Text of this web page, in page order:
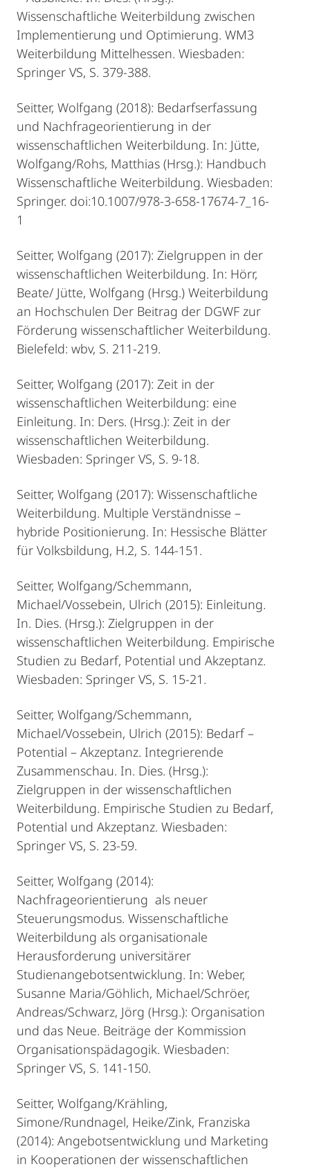
Wissenschaftliche Weiterbildung zwischen
Implementierung und Optimierung. WM3
Weiterbildung Mittelhessen. Wiesbaden:
Springer VS, S. 379-388.
Seitter, Wolfgang (2018): Bedarfserfassung
und Nachfrageorientierung in der
wissenschaftlichen Weiterbildung. In: Jütte,
Wolfgang/Rohs, Matthias (Hrsg.): Handbuch
Wissenschaftliche Weiterbildung. Wiesbaden:
Springer. doi:10.1007/978-3-658-17674-7_16-
1
Seitter, Wolfgang (2017): Zielgruppen in der
wissenschaftlichen Weiterbildung. In: Hörr,
Beate/ Jütte, Wolfgang (Hrsg.) Weiterbildung
an Hochschulen Der Beitrag der DGWF zur
Förderung wissenschaftlicher Weiterbildung.
Bielefeld: wbv, S. 211-219.
Seitter, Wolfgang (2017): Zeit in der
wissenschaftlichen Weiterbildung: eine
Einleitung. In: Ders. (Hrsg.): Zeit in der
wissenschaftlichen Weiterbildung.
Wiesbaden: Springer VS, S. 9-18.
Seitter, Wolfgang (2017): Wissenschaftliche
Weiterbildung. Multiple Verständnisse –
hybride Positionierung. In: Hessische Blätter
für Volksbildung, H.2, S. 144-151.
Seitter, Wolfgang/Schemmann,
Michael/Vossebein, Ulrich (2015): Einleitung.
In. Dies. (Hrsg.): Zielgruppen in der
wissenschaftlichen Weiterbildung. Empirische
Studien zu Bedarf, Potential und Akzeptanz.
Wiesbaden: Springer VS, S. 15-21.
Seitter, Wolfgang/Schemmann,
Michael/Vossebein, Ulrich (2015): Bedarf –
Potential – Akzeptanz. Integrierende
Zusammenschau. In. Dies. (Hrsg.):
Zielgruppen in der wissenschaftlichen
Weiterbildung. Empirische Studien zu Bedarf,
Potential und Akzeptanz. Wiesbaden:
Springer VS, S. 23-59.
Seitter, Wolfgang (2014):
Nachfrageorientierung als neuer
Steuerungsmodus. Wissenschaftliche
Weiterbildung als organisationale
Herausforderung universitärer
Studienangebotsentwicklung. In: Weber,
Susanne Maria/Göhlich, Michael/Schröer,
Andreas/Schwarz, Jörg (Hrsg.): Organisation
und das Neue. Beiträge der Kommission
Organisationspädagogik. Wiesbaden:
Springer VS, S. 141-150.
Seitter, Wolfgang/Krähling,
Simone/Rundnagel, Heike/Zink, Franziska
(2014): Angebotsentwicklung und Marketing
in Kooperationen der wissenschaftlichen